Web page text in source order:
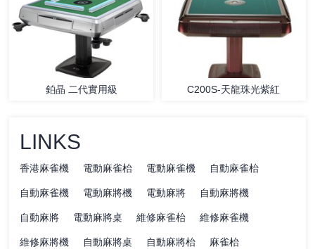
鉑晶 二代實用級 C200S-天龍珠光紫紅
LINKS
香港麻雀機 電動麻雀枱 電動麻雀機 自動麻雀枱
自動麻雀機 電動麻將機 電動麻將 自動麻將機
自動麻將 電動麻將桌 維修麻雀枱 維修麻雀機
維修麻將機 自動麻將桌 自動麻將枱 麻雀枱